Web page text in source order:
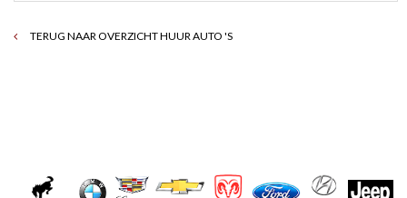
TERUG NAAR OVERZICHT HUUR AUTO 'S